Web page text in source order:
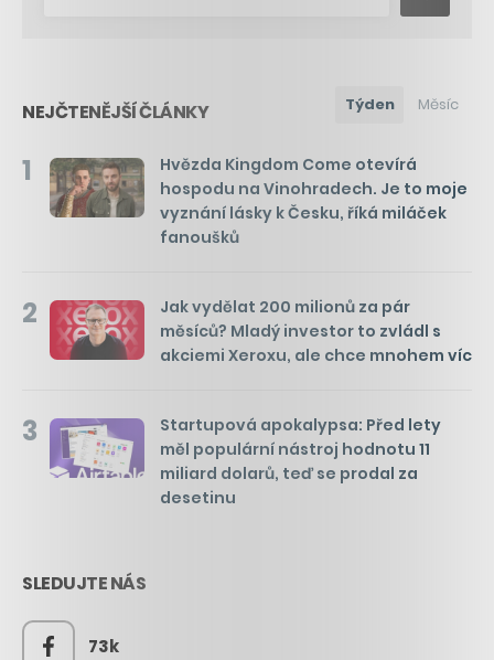
NEJČTENĚJŠÍ ČLÁNKY Týden Měsíc
1
Hvězda Kingdom Come otevírá
hospodu na Vinohradech. Je to moje
vyznání lásky k Česku, říká miláček
fanoušků
2
Jak vydělat 200 milionů za pár
měsíců? Mladý investor to zvládl s
akciemi Xeroxu, ale chce mnohem víc
3
Startupová apokalypsa: Před lety
měl populární nástroj hodnotu 11
miliard dolarů, teď se prodal za
desetinu
SLEDUJTE NÁS
73k